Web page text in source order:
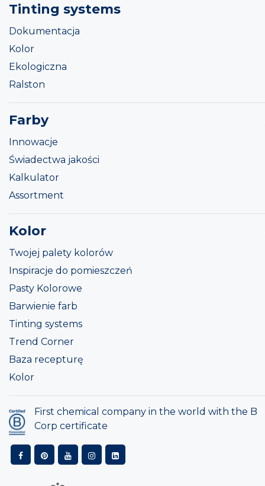
Tinting systems
Dokumentacja
Kolor
Ekologiczna
Ralston
Farby
Innowacje
Świadectwa jakości
Kalkulator
Assortment
Kolor
Twojej palety kolorów
Inspiracje do pomieszczeń
Pasty Kolorowe
Barwienie farb
Tinting systems
Trend Corner
Baza recepturę
Kolor
First chemical company in the world with the B
Corp certificate